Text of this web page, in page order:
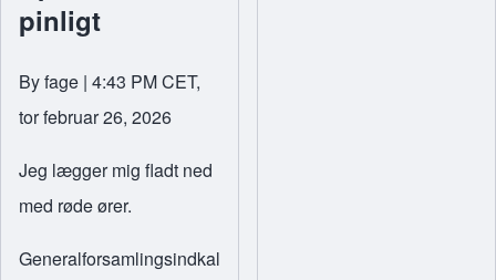
pinligt
Byfage | 4:43 PM CET,
tor februar 26, 2026
Jeg lægger mig fladt ned
med røde ører.
Generalforsamlingsindkal